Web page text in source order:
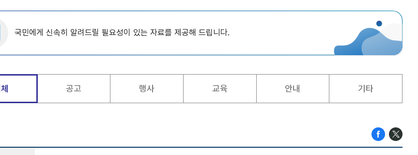
국민에게 신속히 알려드릴 필요성이 있는 자료를 제공해 드립니다.
공고 행사 교육 안내 기타